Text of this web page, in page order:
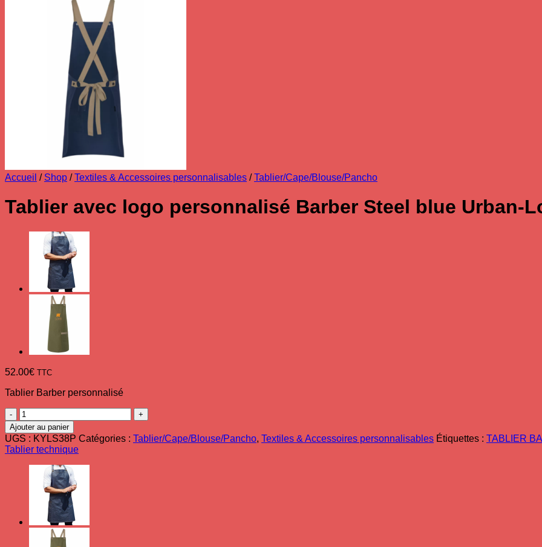
Accueil / Shop / Textiles & Accessoires personnalisables / Tablier/Cape/Blouse/Pancho
Tablier avec logo personnalisé Barber Steel blue Urban-
52.00€ TTC
Tablier Barber personnalisé
quantité
de
Tablier
avec
logo
personnalisé
Barber
Urban-
Look
Ajouter au panier
UGS : KYLS38P Catégories : Tablier/Cape/Blouse/Pancho, Textiles & Accessoires personnalisables Étiquettes : TABLIER
Tablier technique